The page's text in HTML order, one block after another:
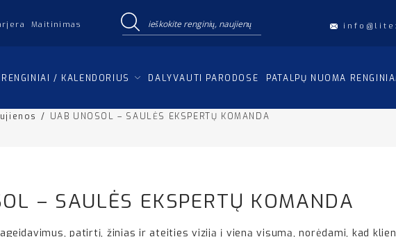
Maitinimas
RENGINIAI / KALENDORIUS DALYVAUTI PARODOSE PATALPŲ NUOMA
/ UAB UNOSOL – SAULĖS EKSPERTŲ KOMANDA
– SAULĖS EKSPERTŲ KOMANDA
patirtį, žinias ir ateities viziją į vieną visumą, norėdami, kad